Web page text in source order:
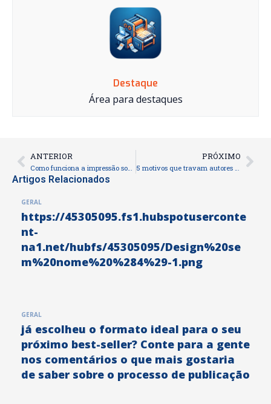
Destaque
Área para destaques
Prev
ANTERIOR PRÓXIMO
Artigos Relacionados
GERAL
https://45305095.fs1.hubspotuserconte
nt-
na1.net/hubfs/45305095/Design%20se
m%20nome%20%284%29-1.png
GERAL
já escolheu o formato ideal para o seu
próximo best-seller? Conte para a gente
nos comentários o que mais gostaria
de saber sobre o processo de publicação